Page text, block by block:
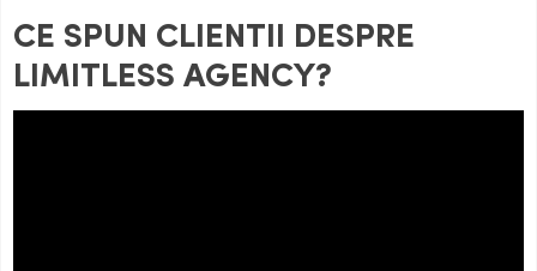
CE SPUN CLIENTII DESPRE
LIMITLESS AGENCY?